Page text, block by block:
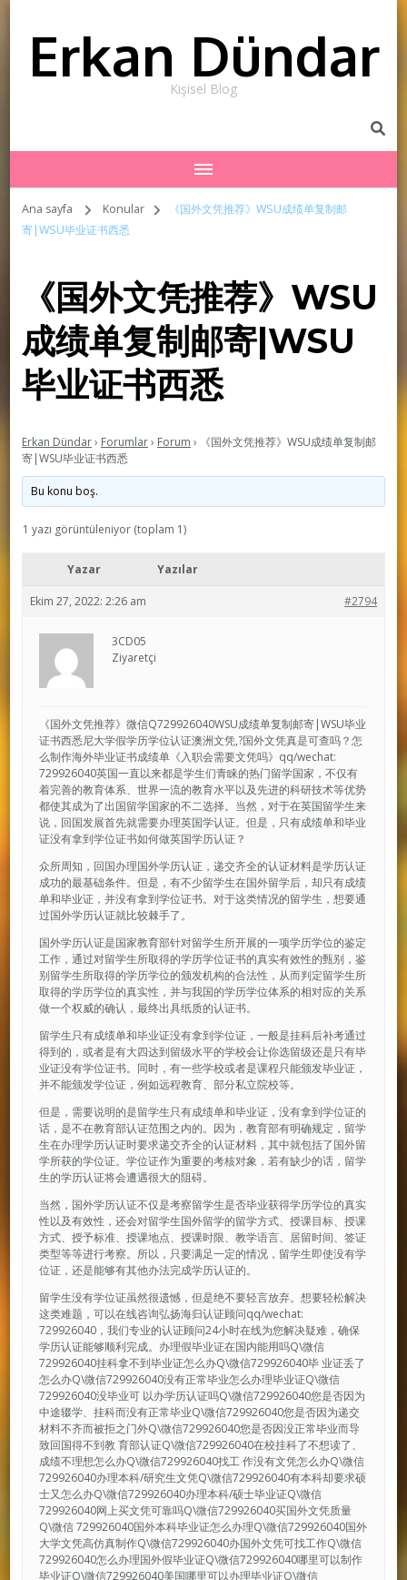
Erkan Dündar
Kişisel Blog
Ana sayfa Konular
《国外文凭推荐》WSU成绩单复制邮
寄|WSU毕业证书西悉
《国外文凭推荐》WSU
成绩单复制邮寄|WSU
毕业证书西悉
Erkan Dündar› Forumlar› Forum ›
《国外文凭推荐》WSU成绩单复制邮
寄|WSU毕业证书西悉
Bu konu boş.
1 yazı görüntüleniyor (toplam 1)
Yazar Yazılar
Ekim 27, 2022: 2:26 am #2794
3CD05
Ziyaretçi
《国外文凭推荐》微信Q729926040WSU成绩单复制邮寄|WSU毕业
证书西悉尼大学假学历学位认证澳洲文凭,?国外文凭真是可查吗？怎
么制作海外毕业证书成绩单《入职会需要文凭吗》qq/wechat:
729926040英国一直以来都是学生们青睐的热门留学国家，不仅有
着完善的教育体系、世界一流的教育水平以及先进的科研技术等优势
都使其成为了出国留学国家的不二选择。当然，对于在英国留学生来
说，回国发展首先就需要办理英国学认证。但是，只有成绩单和毕业
证没有拿到学位证书如何做英国学历认证？
众所周知，回国办理国外学历认证，递交齐全的认证材料是学历认证
成功的最基础条件。但是，有不少留学生在国外留学后，却只有成绩
单和毕业证，并没有拿到学位证书。对于这类情况的留学生，想要通
过国外学历认证就比较棘手了。
国外学历认证是国家教育部针对留学生所开展的一项学历学位的鉴定
工作，通过对留学生所取得的学历学位证书的真实有效性的甄别，鉴
别留学生所取得的学历学位的颁发机构的合法性，从而判定留学生所
取得的学历学位的真实性，并与我国的学历学位体系的相对应的关系
做一个权威的确认，最终出具纸质的认证书。
留学生只有成绩单和毕业证没有拿到学位证，一般是挂科后补考通过
得到的，或者是有大四达到留级水平的学校会让你选留级还是只有毕
业证没有学位证书。同时，有一些学校或者是课程只能颁发毕业证，
并不能颁发学位证，例如远程教育、部分私立院校等。
但是，需要说明的是留学生只有成绩单和毕业证，没有拿到学位证的
话，是不在教育部认证范围之内的。因为，教育部有明确规定，留学
生在办理学历认证时要求递交齐全的认证材料，其中就包括了国外留
学所获的学位证。学位证作为重要的考核对象，若有缺少的话，留学
生的学历认证将会遭遇很大的阻碍。
当然，国外学历认证不仅是考察留学生是否毕业获得学历学位的真实
性以及有效性，还会对留学生国外留学的留学方式、授课目标、授课
方式、授予标准、授课地点、授课时限、教学语言、居留时间、签证
类型等等进行考察。所以，只要满足一定的情况，留学生即使没有学
位证，还是能够有其他办法完成学历认证的。
留学生没有学位证虽然很遗憾，但是绝不要轻言放弃。想要轻松解决
这类难题，可以在线咨询弘扬海归认证顾问qq/wechat:
729926040，我们专业的认证顾问24小时在线为您解决疑难，确保
学历认证能够顺利完成。办理假毕业证在国内能用吗Q\微信
729926040挂科拿不到毕业证怎么办Q\微信729926040毕 业证丢了
怎么办Q\微信729926040没有正常毕业怎么办理毕业证Q\微信
729926040没毕业可 以办学历认证吗Q\微信729926040您是否因为
中途辍学、挂科而没有正常毕业Q\微信729926040您是否因为递交
材料不齐而被拒之门外Q\微信729926040您是否因没正常毕业而导
致回国得不到教 育部认证Q\微信729926040在校挂科了不想读了、
成绩不理想怎么办Q\微信729926040找工 作没有文凭怎么办Q\微信
729926040办理本科/研究生文凭Q\微信729926040有本科却要求硕
士又怎么办Q\微信729926040办理本科/硕士毕业证Q\微信
729926040网上买文凭可靠吗Q\微信729926040买国外文凭质量
Q\微信 729926040国外本科毕业证怎么办理Q\微信729926040国外
大学文凭高仿真制作Q\微信729926040办国外文凭可找工作Q\微信
729926040怎么办理国外假毕业证Q\微信729926040哪里可以制作
毕业证Q\微信729926040美国哪里可以办理毕业证Q\微信